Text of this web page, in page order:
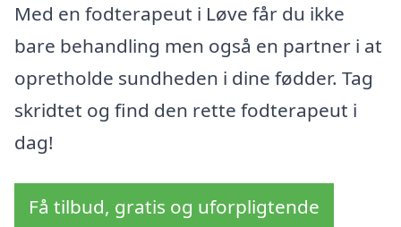
Med en fodterapeut i Løve får du ikke
bare behandling men også en partner i at
opretholde sundheden i dine fødder. Tag
skridtet og find den rette fodterapeut i
dag!
Få tilbud, gratis og uforpligtende